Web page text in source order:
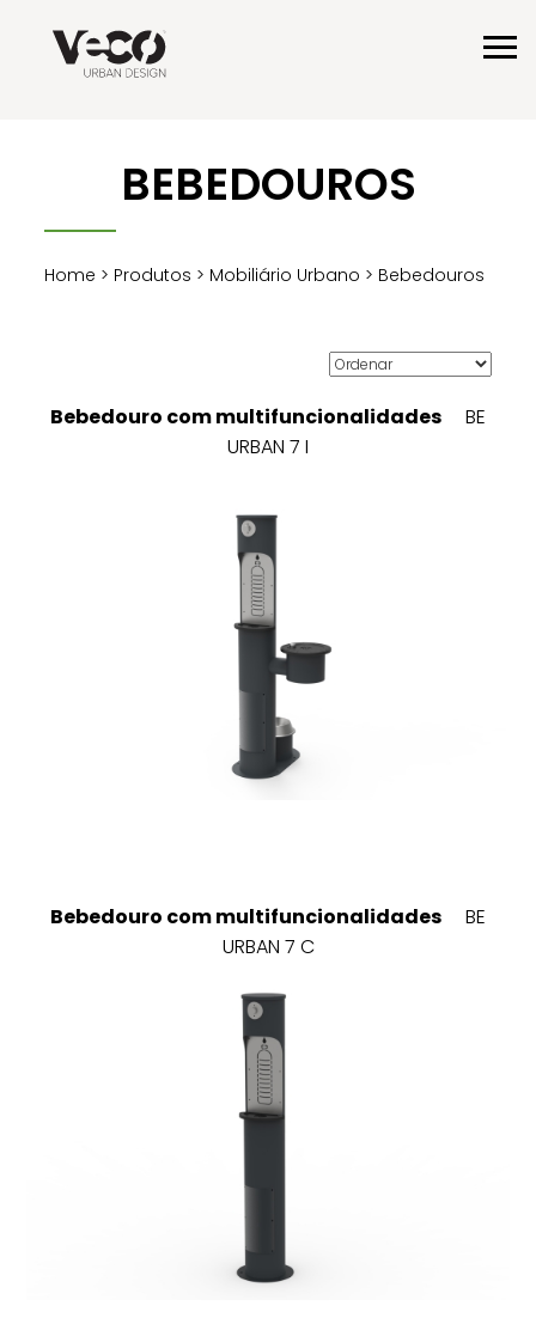
BEBEDOUROS
Home > Produtos > Mobiliário Urbano > Bebedouros
Bebedouro com multifuncionalidades
BE
URBAN 7 I
Bebedouro com multifuncionalidades
BE
URBAN 7 C